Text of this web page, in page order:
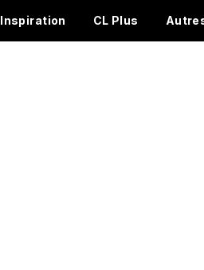
Inspiration CL Plus